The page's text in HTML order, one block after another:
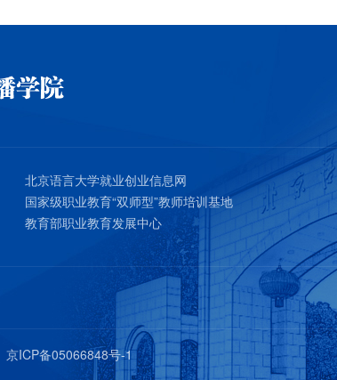
北京语言大学就业创业信息网
国家级职业教育“双师型”教师培训基地
教育部职业教育发展中心
京ICP备05066848号-1